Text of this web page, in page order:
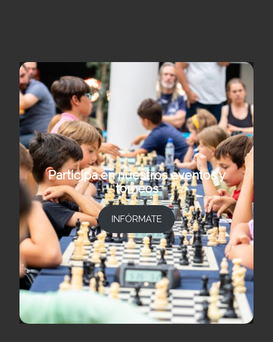
Participa en nuestros eventos y
torneos
INFÓRMATE